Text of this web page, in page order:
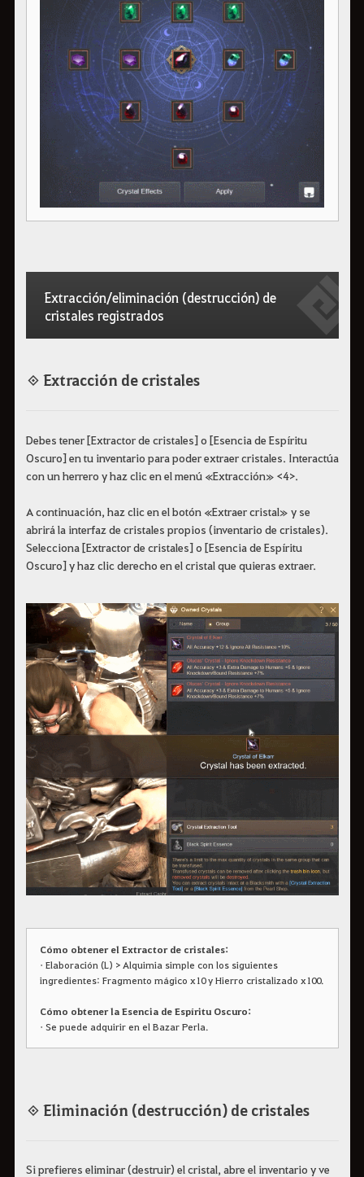
Extracción/eliminación (destrucción) de
cristales registrados
◈ Extracción de cristales
Debes tener [Extractor de cristales] o [Esencia de Espíritu
Oscuro] en tu inventario para poder extraer cristales. Interactúa
con un herrero y haz clic en el menú «Extracción» <4>.
A continuación, haz clic en el botón «Extraer cristal» y se
abrirá la interfaz de cristales propios (inventario de cristales).
Selecciona [Extractor de cristales] o [Esencia de Espíritu
Oscuro] y haz clic derecho en el cristal que quieras extraer.
Cómo obtener el Extractor de cristales:
• Elaboración (L) > Alquimia simple con los siguientes
ingredientes: Fragmento mágico x10 y Hierro cristalizado x100.
Cómo obtener la Esencia de Espíritu Oscuro:
• Se puede adquirir en el Bazar Perla.
◈ Eliminación (destrucción) de cristales
Si prefieres eliminar (destruir) el cristal, abre el inventario y ve